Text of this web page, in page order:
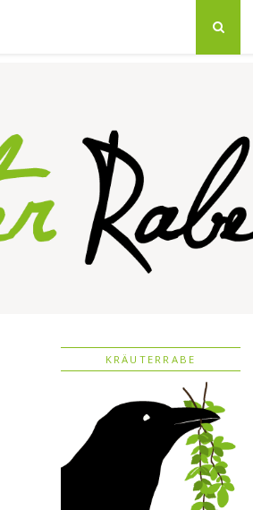
KRÄUTERRABE